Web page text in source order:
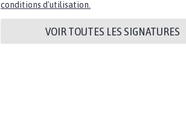
conditions d'utilisation.
VOIR TOUTES LES SIGNATURES